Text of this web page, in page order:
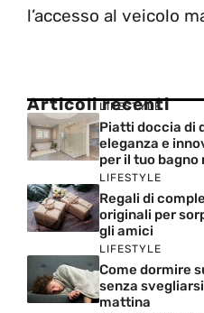
l’accesso al veicolo
Articoli recenti
LIFESTYLE
Piatti doccia di
eleganza e
per il tuo bagno
LIFESTYLE
Regali di
originali per
gli amici
LIFESTYLE
Come dormire
senza
mattina